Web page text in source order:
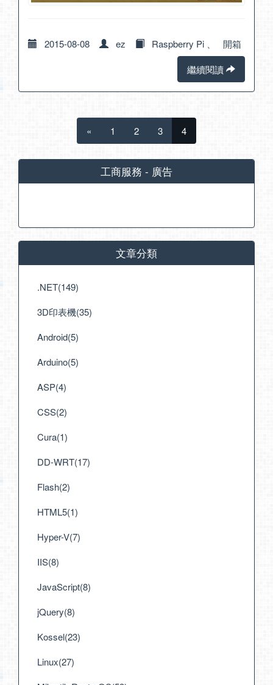
2015-08-08 ez Raspberry Pi
開箱
繼續閱讀
« 1 2 3 4
工商服務 - 廣告
文章分類
.NET(149)
3D印表機(35)
Android(5)
Arduino(5)
ASP(4)
CSS(2)
Cura(1)
DD-WRT(17)
Flash(2)
HTML5(1)
Hyper-V(7)
IIS(8)
JavaScript(8)
jQuery(8)
Kossel(23)
Linux(27)